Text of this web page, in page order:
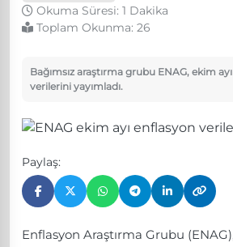
Okuma Süresi: 1 Dakika
Toplam Okunma: 26
Bağımsız araştırma grubu ENAG, ekim
verilerini yayımladı.
Paylaş:
Enflasyon Araştırma Grubu